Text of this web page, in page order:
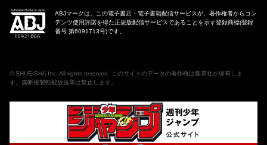
ABJマークは、この電子書店・電子書籍配信サービスが、著作権者からコン
テンツ使用許諾を得た正規版配信サービスであることを示す登録商標(登録
番号 第6091713号)です。
© SHUEISHA Inc. All rights reserved. このサイトのデータの著作権は集英社が保有しま
す。無断複製転載放送等は禁止します。